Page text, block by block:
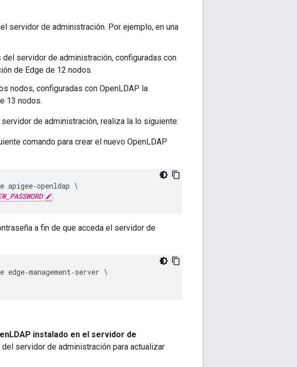
servidor de administración. Por ejemplo, en una
servidor de administración, configuradas con
de Edge de 12 nodos.
nodos, configuradas con OpenLDAP la
13 nodos.
de administración, realiza la lo siguiente:
comando para crear el nuevo OpenLDAP
apigee‑openldap \
a fin de que acceda el servidor de
\
instalado en el servidor de
servidor de administración para actualizar